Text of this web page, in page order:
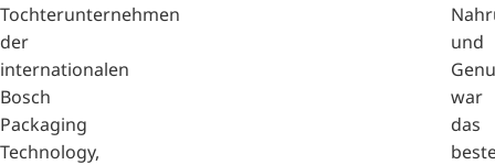
Tochterunternehmen
der
internationalen
Bosch
Packaging
Technology,
und
war
das